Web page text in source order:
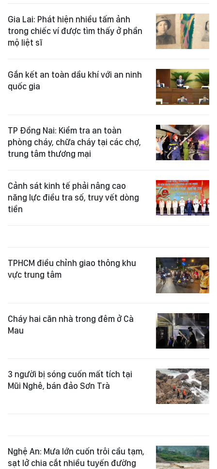
Gia Lai: Phát hiện nhiều tấm ảnh
trong chiếc ví được tìm thấy ở phần
mộ liệt sĩ
Gắn kết an toàn dầu khí với an ninh
quốc gia
TP Đồng Nai: Kiểm tra an toàn
phòng cháy, chữa cháy tại các chợ,
trung tâm thương mại
Cảnh sát kinh tế phải nâng cao
năng lực điều tra số, truy vết dòng
tiền
TPHCM điều chỉnh giao thông khu
vực trung tâm
Cháy hai căn nhà trong đêm ở Cà
Mau
3 người bị sóng cuốn mất tích tại
Mũi Nghê, bán đảo Sơn Trà
Nghệ An: Mưa lớn cuốn trôi cầu tạm,
sạt lở chia cắt nhiều tuyến đường